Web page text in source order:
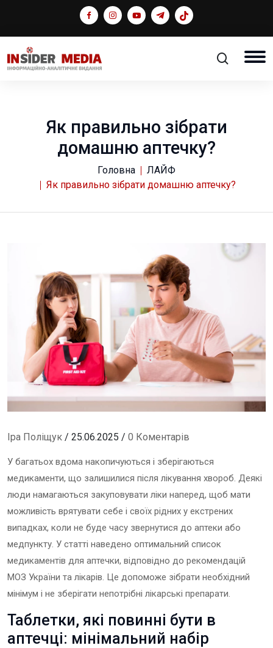
Як правильно зібрати
домашню аптечку?
Головна
ЛАЙФ
Як правильно зібрати домашню аптечку?
Іра Поліщук / 25.06.2025 / 0 Коментарів
У багатьох вдома накопичуються і зберігаються
медикаменти, що залишилися після лікування хвороб. Деякі
люди намагаються закуповувати ліки наперед, щоб мати
можливість врятувати себе і своїх рідних у екстрених
випадках, коли не буде часу звернутися до аптеки або
медпункту. У статті наведено оптимальний список
медикаментів для аптечки, відповідно до рекомендацій
МОЗ України та лікарів. Це допоможе зібрати необхідний
мінімум і не зберігати непотрібні лікарські препарати.
Таблетки, які повинні бути в
аптечці: мінімальний набір